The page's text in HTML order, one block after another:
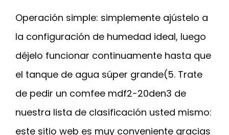
Operación simple: simplemente ajústelo a
la configuración de humedad ideal, luego
déjelo funcionar continuamente hasta que
el tanque de agua súper grande(5. Trate
de pedir un comfee mdf2-20den3 de
nuestra lista de clasificación usted mismo:
este sitio web es muy conveniente gracias